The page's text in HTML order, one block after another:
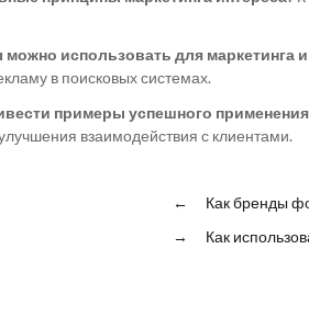
можно использовать для маркетинга
в поисковых системах.
примеры успешного применения
взаимодействия с клиентами.
←
Как бренды
→
Как